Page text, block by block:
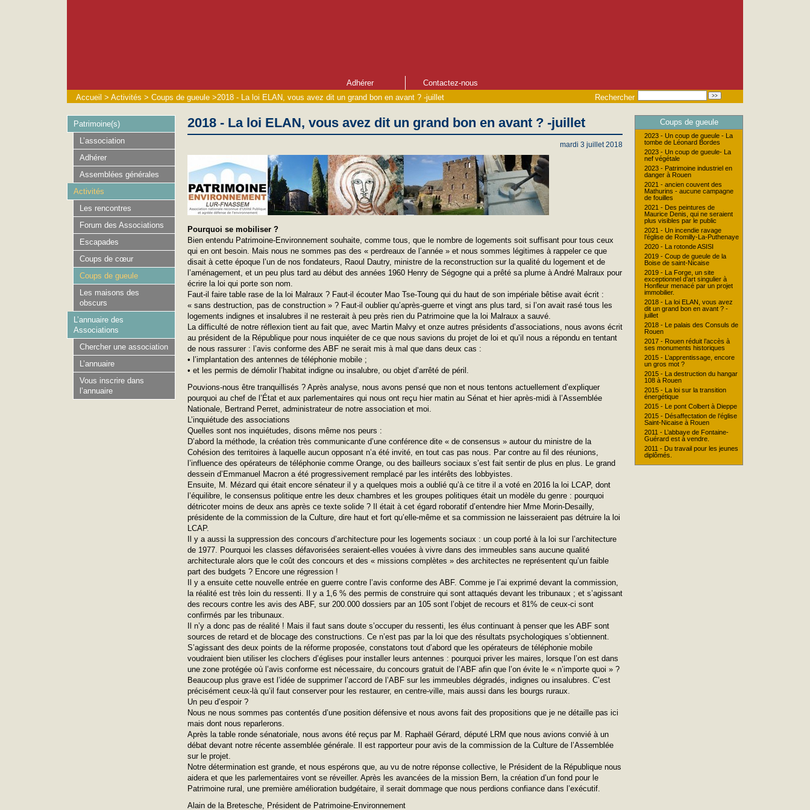
Adhérer
Contactez-nous
Rechercher
Accueil > Activités > Coups de gueule >2018 - La loi ELAN, vous avez dit un grand bon en avant ? -juillet
2018 - La loi ELAN, vous avez dit un grand bon en avant ? -juillet
mardi 3 juillet 2018
Pourquoi se mobiliser ?
Bien entendu Patrimoine-Environnement souhaite, comme tous, que le nombre de logements soit suffisant pour tous ceux
qui en ont besoin. Mais nous ne sommes pas des « perdreaux de l’année » et nous sommes légitimes à rappeler ce que
disait à cette époque l’un de nos fondateurs, Raoul Dautry, ministre de la reconstruction sur la qualité du logement et de
l’aménagement, et un peu plus tard au début des années 1960 Henry de Ségogne qui a prêté sa plume à André Malraux pour
écrire la loi qui porte son nom.
Faut-il faire table rase de la loi Malraux ? Faut-il écouter Mao Tse-Toung qui du haut de son impériale bêtise avait écrit :
« sans destruction, pas de construction » ? Faut-il oublier qu’après-guerre et vingt ans plus tard, si l’on avait rasé tous les
logements indignes et insalubres il ne resterait à peu près rien du Patrimoine que la loi Malraux a sauvé.
La difficulté de notre réflexion tient au fait que, avec Martin Malvy et onze autres présidents d’associations, nous avons écrit
au président de la République pour nous inquiéter de ce que nous savions du projet de loi et qu’il nous a répondu en tentant
de nous rassurer : l’avis conforme des ABF ne serait mis à mal que dans deux cas :
• l’implantation des antennes de téléphonie mobile ;
• et les permis de démolir l’habitat indigne ou insalubre, ou objet d’arrêté de péril.
Pouvions-nous être tranquillisés ? Après analyse, nous avons pensé que non et nous tentons actuellement d’expliquer
pourquoi au chef de l’État et aux parlementaires qui nous ont reçu hier matin au Sénat et hier après-midi à l’Assemblée
Nationale, Bertrand Perret, administrateur de notre association et moi.
L’inquiétude des associations
Quelles sont nos inquiétudes, disons même nos peurs :
D’abord la méthode, la création très communicante d’une conférence dite « de consensus » autour du ministre de la
Cohésion des territoires à laquelle aucun opposant n’a été invité, en tout cas pas nous. Par contre au fil des réunions,
l’influence des opérateurs de téléphonie comme Orange, ou des bailleurs sociaux s’est fait sentir de plus en plus. Le grand
dessein d’Emmanuel Macron a été progressivement remplacé par les intérêts des lobbyistes.
Ensuite, M. Mézard qui était encore sénateur il y a quelques mois a oublié qu’à ce titre il a voté en 2016 la loi LCAP, dont
l’équilibre, le consensus politique entre les deux chambres et les groupes politiques était un modèle du genre : pourquoi
détricoter moins de deux ans après ce texte solide ? Il était à cet égard roboratif d’entendre hier Mme Morin-Desailly,
présidente de la commission de la Culture, dire haut et fort qu’elle-même et sa commission ne laisseraient pas détruire la loi
LCAP.
Il y a aussi la suppression des concours d’architecture pour les logements sociaux : un coup porté à la loi sur l’architecture
de 1977. Pourquoi les classes défavorisées seraient-elles vouées à vivre dans des immeubles sans aucune qualité
architecturale alors que le coût des concours et des « missions complètes » des architectes ne représentent qu’un faible
part des budgets ? Encore une régression !
Il y a ensuite cette nouvelle entrée en guerre contre l’avis conforme des ABF. Comme je l’ai exprimé devant la commission,
la réalité est très loin du ressenti. Il y a 1,6 % des permis de construire qui sont attaqués devant les tribunaux ; et s’agissant
des recours contre les avis des ABF, sur 200.000 dossiers par an 105 sont l’objet de recours et 81% de ceux-ci sont
confirmés par les tribunaux.
Il n’y a donc pas de réalité ! Mais il faut sans doute s’occuper du ressenti, les élus continuant à penser que les ABF sont
sources de retard et de blocage des constructions. Ce n’est pas par la loi que des résultats psychologiques s’obtiennent.
S’agissant des deux points de la réforme proposée, constatons tout d’abord que les opérateurs de téléphonie mobile
voudraient bien utiliser les clochers d’églises pour installer leurs antennes : pourquoi priver les maires, lorsque l’on est dans
une zone protégée où l’avis conforme est nécessaire, du concours gratuit de l’ABF afin que l’on évite le « n’importe quoi » ?
Beaucoup plus grave est l’idée de supprimer l’accord de l’ABF sur les immeubles dégradés, indignes ou insalubres. C’est
précisément ceux-là qu’il faut conserver pour les restaurer, en centre-ville, mais aussi dans les bourgs ruraux.
Un peu d’espoir ?
Nous ne nous sommes pas contentés d’une position défensive et nous avons fait des propositions que je ne détaille pas ici
mais dont nous reparlerons.
Après la table ronde sénatoriale, nous avons été reçus par M. Raphaël Gérard, député LRM que nous avions convié à un
débat devant notre récente assemblée générale. Il est rapporteur pour avis de la commission de la Culture de l’Assemblée
sur le projet.
Notre détermination est grande, et nous espérons que, au vu de notre réponse collective, le Président de la République nous
aidera et que les parlementaires vont se réveiller. Après les avancées de la mission Bern, la création d’un fond pour le
Patrimoine rural, une première amélioration budgétaire, il serait dommage que nous perdions confiance dans l’exécutif.
Alain de la Bretesche, Président de Patrimoine-Environnement
Patrimoine(s)
L’association
Adhérer
Assemblées générales
Activités
Les rencontres
Forum des Associations
Escapades
Coups de cœur
Coups de gueule
Les maisons des
obscurs
L’annuaire des
Associations
Chercher une association
L’annuaire
Vous inscrire dans
l’annuaire
Coups de gueule
2023 - Un coup de gueule - La
tombe de Léonard Bordes
2023 - Un coup de gueule- La
nef végétale
2023 - Patrimoine industriel en
danger à Rouen
2021 - ancien couvent des
Mathurins - aucune campagne
de fouilles
2021 - Des peintures de
Maurice Denis, qui ne seraient
plus visibles par le public
2021 - Un incendie ravage
l’église de Romilly-La-Puthenaye
2020 - La rotonde ASISI
2019 - Coup de gueule de la
Boise de saint-Nicaise
2019 - La Forge, un site
exceptionnel d’art singulier à
Honfleur menacé par un projet
immobilier.
2018 - La loi ELAN, vous avez
dit un grand bon en avant ? -
juillet
2018 - Le palais des Consuls de
Rouen
2017 - Rouen réduit l’accès à
ses monuments historiques
2015 - L’apprentissage, encore
un gros mot ?
2015 - La destruction du hangar
108 à Rouen
2015 - La loi sur la transition
énergétique
2015 - Le pont Colbert à Dieppe
2015 - Désaffectation de l’église
Saint-Nicaise à Rouen
2011 - L’abbaye de Fontaine-
Guérard est à vendre.
2011 - Du travail pour les jeunes
diplômés.